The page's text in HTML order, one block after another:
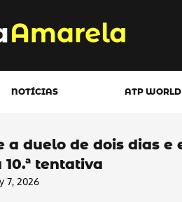
NOTÍCIAS ATP WORLD
a duelo de dois dias e
tentativa
7, 2026